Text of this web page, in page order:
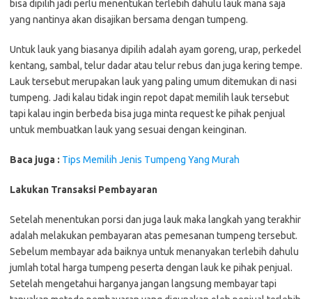
bisa dipilih jadi perlu menentukan terlebih dahulu lauk mana saja
yang nantinya akan disajikan bersama dengan tumpeng.
Untuk lauk yang biasanya dipilih adalah ayam goreng, urap, perkedel
kentang, sambal, telur dadar atau telur rebus dan juga kering tempe.
Lauk tersebut merupakan lauk yang paling umum ditemukan di nasi
tumpeng. Jadi kalau tidak ingin repot dapat memilih lauk tersebut
tapi kalau ingin berbeda bisa juga minta request ke pihak penjual
untuk membuatkan lauk yang sesuai dengan keinginan.
Baca juga : Tips Memilih Jenis Tumpeng Yang Murah
Lakukan Transaksi Pembayaran
Setelah menentukan porsi dan juga lauk maka langkah yang terakhir
adalah melakukan pembayaran atas pemesanan tumpeng tersebut.
Sebelum membayar ada baiknya untuk menanyakan terlebih dahulu
jumlah total harga tumpeng peserta dengan lauk ke pihak penjual.
Setelah mengetahui harganya jangan langsung membayar tapi